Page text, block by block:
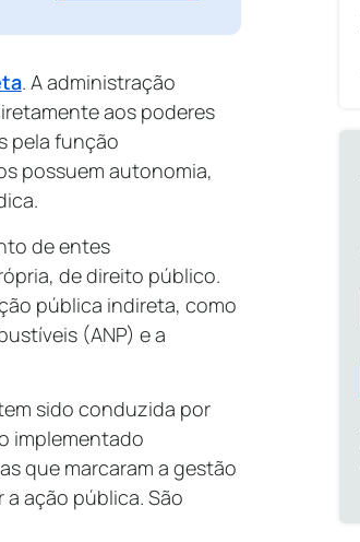
. A administração
aos poderes
pela função
possuem autonomia,
de entes
de direito público.
pública indireta, como
(ANP) e a
sido conduzida por
implementado
que marcaram a gestão
ação pública. São